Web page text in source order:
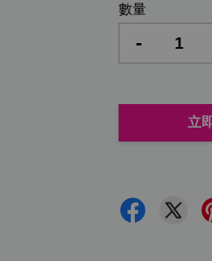
數量
-
立